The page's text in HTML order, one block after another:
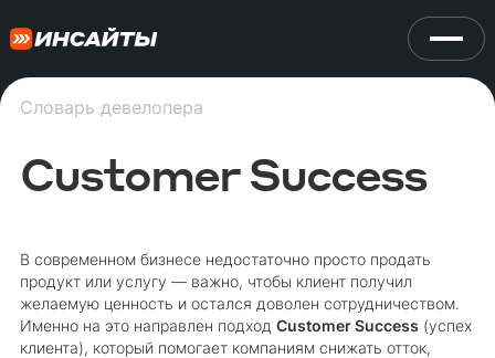
Словарь девелопера
Customer Success
В современном бизнесе недостаточно просто продать
продукт или услугу — важно, чтобы клиент получил
желаемую ценность и остался доволен сотрудничеством.
Именно на это направлен подход Customer Success (успех
клиента), который помогает компаниям снижать отток,